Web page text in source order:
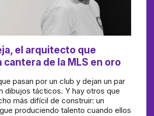
el arquitecto que
de la MLS en oro
pasan por un club y dejan un par
dibujos tácticos. Y hay otros que
más difícil de construir: un
produciendo talento cuando ellos